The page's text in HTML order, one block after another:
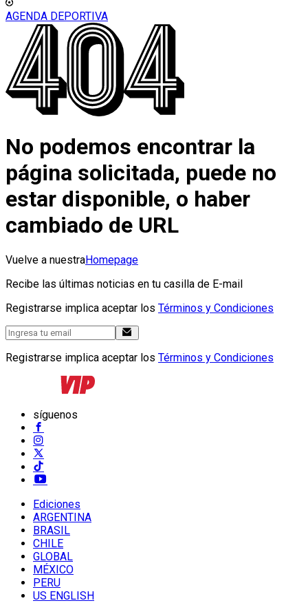
AGENDA DEPORTIVA
No podemos encontrar la
página solicitada, puede no
estar disponible, o haber
cambiado de URL
Vuelve a nuestraHomepage
Recibe las últimas noticias en tu casilla de E-mail
Registrarse implica aceptar los Términos y Condiciones
Registrarse implica aceptar los Términos y Condiciones
síguenos
Ediciones
ARGENTINA
BRASIL
CHILE
GLOBAL
MÉXICO
PERU
US ENGLISH